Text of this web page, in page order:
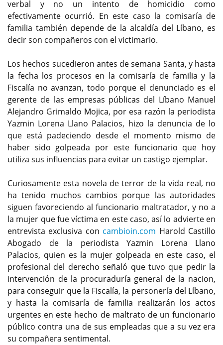
verbal y no un intento de homicidio como
efectivamente ocurrió. En este caso la comisaría de
familia también depende de la alcaldía del Líbano, es
decir son compañeros con el victimario.
Los hechos sucedieron antes de semana Santa, y hasta
la fecha los procesos en la comisaría de familia y la
Fiscalía no avanzan, todo porque el denunciado es el
gerente de las empresas públicas del Líbano Manuel
Alejandro Grimaldo Mojica, por esa razón la periodista
Yazmin Lorena Llano Palacios, hizo la denuncia de lo
que está padeciendo desde el momento mismo de
haber sido golpeada por este funcionario que hoy
utiliza sus influencias para evitar un castigo ejemplar.
Curiosamente esta novela de terror de la vida real, no
ha tenido muchos cambios porque las autoridades
siguen favoreciendo al funcionario maltratador, y no a
la mujer que fue víctima en este caso, así lo advierte en
entrevista exclusiva con cambioin.com Harold Castillo
Abogado de la periodista Yazmin Lorena Llano
Palacios, quien es la mujer golpeada en este caso, el
profesional del derecho señaló que tuvo que pedir la
intervención de la procuraduría general de la nacion,
para conseguir que la Fiscalía, la personería del Líbano,
y hasta la comisaría de familia realizarán los actos
urgentes en este hecho de maltrato de un funcionario
público contra una de sus empleadas que a su vez era
su compañera sentimental.